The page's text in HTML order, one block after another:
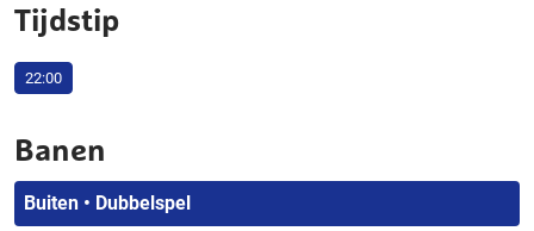
Tijdstip
22:00
Banen
Buiten • Dubbelspel